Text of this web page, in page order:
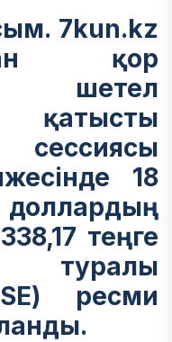
7kun.kz
қор
шетел
қатысты
18
338,17 теңге
туралы
ресми